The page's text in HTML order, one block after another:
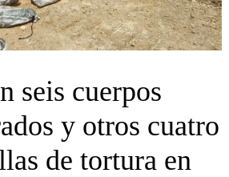
seis cuerpos
y otros cuatro
de tortura en